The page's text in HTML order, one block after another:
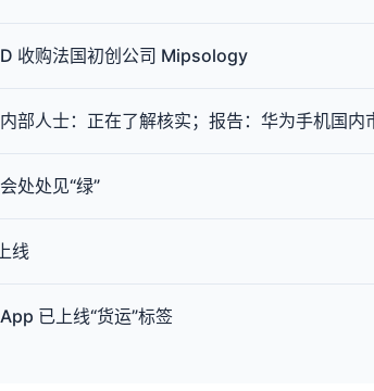
收购法国初创公司 Mipsology
部人士：正在了解核实；报告：华为手机国
处处见“绿”
线
已上线“货运”标签